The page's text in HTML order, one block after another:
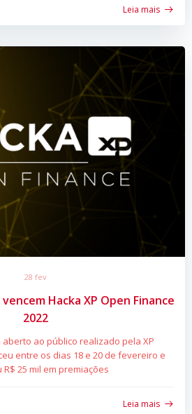
Leia mais
28 fev
vencem Hacka XP Open Finance
2022
ao público realizado pela XP
entre os dias 18 e 20 de fevereiro e
25 mil em premiações
Leia mais